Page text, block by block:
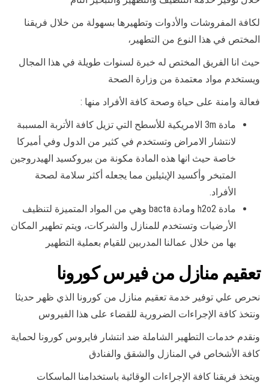
لكافة المفروشات والأدوات وتطهيرها بسهولة من خلال فريقنا
المختص في هذا النوع من التطهير،
حيث انا الفريق المختص له خبرة لسنوات طويلة في هذا المجال
ويستخدم مواد معتمدة من وزارة الصحة
فعالة وامنة على حياة وصحة كافة الأفراد منها :
مادة 3m الامريكية للأسطح التي تزيل كافة الأتربة المسببة
لانتشار الامراض وتستخدم في كثير من الدول وفي أميركا
خاصة حيث انها هذه المادة مكونة من بيروكسيد الهيدروجين
المتبخر وأكسيد الإيثيلين مما يجعله أكثر سلامة لصحة
الأفراد.
مادة h2o2 ومادة bacta وهي من المواد المتميزة لتنظيف
الأرضيات وتستخدم للمنازل والشركات، ويتم تطهير المكان
بها من خلال عمالنا المدربين للقيام بعملية التطهير
تعقيم منازل من فيرس كورونا
نحرص علي توفير خدمة تعقيم منازل من كورونا الذي ظهر حديثا
ونتخذ كافة الإجراءات الضرورية للقضاء على هذا الفيروس
ونقدم خدمات التطهير الشاملة ضد انتشار فايروس كورونا لحماية
كافة الأشخاص في المنازل والشقق والفنادق
ويتخذ فريقنا كافة الإجراءات الوقائية باستخدامنا الماسكات